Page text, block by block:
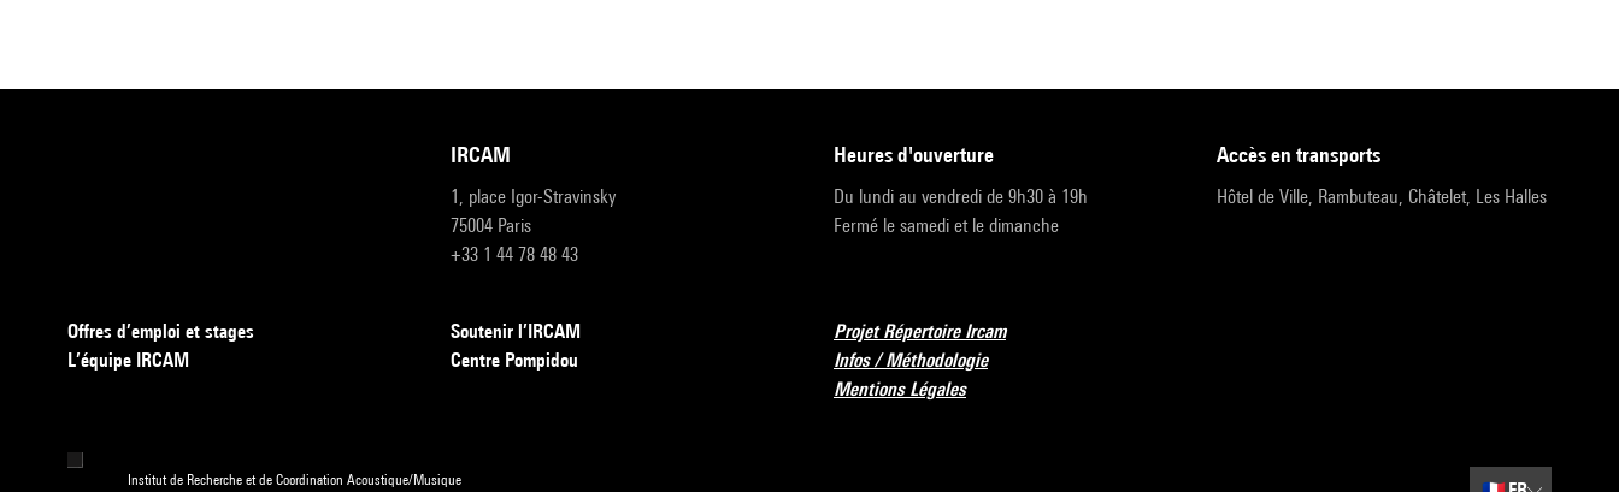
IRCAM
1, place Igor-Stravinsky
75004 Paris
+33 1 44 78 48 43
heures d'ouverture
Du lundi au vendredi de 9h30 à 19h
Fermé le samedi et le dimanche
accès en transports
Hôtel de Ville, Rambuteau, Châtelet, Les Halles
Offres d’emploi et stages
L’équipe IRCAM
Soutenir l’IRCAM
Centre Pompidou
Projet Répertoire Ircam
Infos / Méthodologie
Mentions Légales
Institut de Recherche et de Coordination Acoustique/Musique